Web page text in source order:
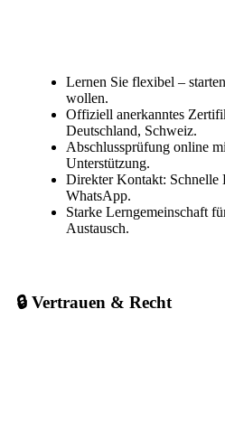
Lernen Sie flexibel –
wollen.
Offiziell anerkanntes
Deutschland, Schweiz.
Abschlussprüfung online
Unterstützung.
Direkter Kontakt:
WhatsApp.
Starke Lerngemeinschaft
Austausch.
🔒 Vertrauen & Recht